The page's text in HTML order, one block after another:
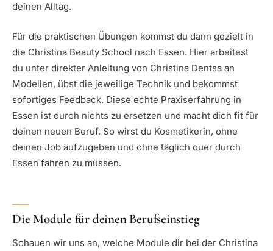
deinen Alltag.
Für die praktischen Übungen kommst du dann gezielt in
die Christina Beauty School nach Essen. Hier arbeitest
du unter direkter Anleitung von Christina Dentsa an
Modellen, übst die jeweilige Technik und bekommst
sofortiges Feedback. Diese echte Praxiserfahrung in
Essen ist durch nichts zu ersetzen und macht dich fit für
deinen neuen Beruf. So wirst du Kosmetikerin, ohne
deinen Job aufzugeben und ohne täglich quer durch
Essen fahren zu müssen.
Die Module für deinen Berufseinstieg
Schauen wir uns an, welche Module dir bei der Christina